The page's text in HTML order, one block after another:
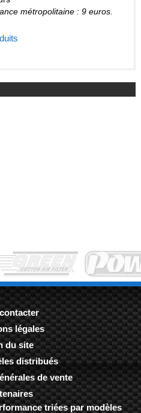
métropolitaine : 9 euros.
légales
du site
distribués
de vente
triées par modèles